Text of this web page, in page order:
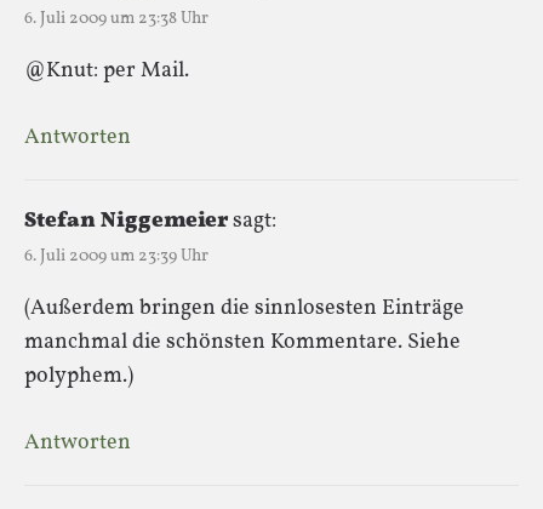
6. Juli 2009 um 23:38 Uhr
@Knut: per Mail.
Antworten
Stefan Niggemeiersagt:
6. Juli 2009 um 23:39 Uhr
(Außerdem bringen die sinnlosesten Einträge
manchmal die schönsten Kommentare. Siehe
polyphem.)
Antworten